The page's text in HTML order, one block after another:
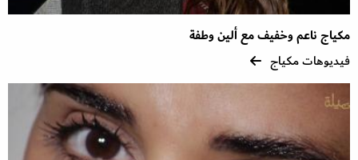
مكياج ناعم وخفيف مع ألين وطفة
فيديوهات مكياج